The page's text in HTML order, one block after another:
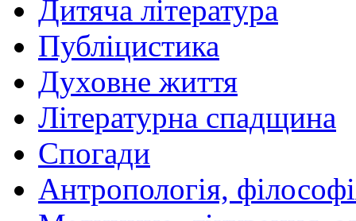
Дитяча література
Публіцистика
Духовне життя
Літературна спадщина
Спогади
Антропологія,